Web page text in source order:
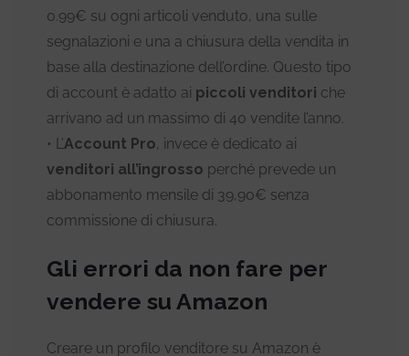
0.99€ su ogni articoli venduto, una sulle
segnalazioni e una a chiusura della vendita in
base alla destinazione dell’ordine. Questo tipo
di account è adatto ai piccoli venditori che
arrivano ad un massimo di 40 vendite l’anno.
• L’Account Pro, invece è dedicato ai
venditori all’ingrosso perché prevede un
abbonamento mensile di 39,90€ senza
commissione di chiusura.
Gli errori da non fare per
vendere su Amazon
Creare un profilo venditore su Amazon è